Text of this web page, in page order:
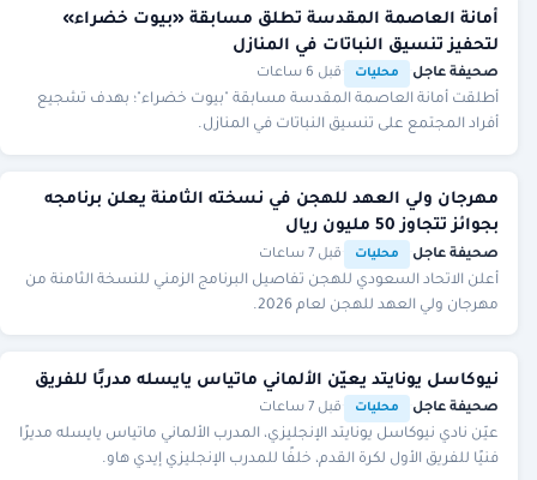
أمانة العاصمة المقدسة تطلق مسابقة «بيوت خضراء»
لتحفيز تنسيق النباتات في المنازل
صحيفة عاجل محليات قبل 6 ساعات
أطلقت أمانة العاصمة المقدسة مسابقة "بيوت خضراء"؛ بهدف تشجيع
أفراد المجتمع على تنسيق النباتات في المنازل.
مهرجان ولي العهد للهجن في نسخته الثامنة يعلن برنامجه
بجوائز تتجاوز 50 مليون ريال
صحيفة عاجل محليات قبل 7 ساعات
أعلن الاتحاد السعودي للهجن تفاصيل البرنامج الزمني للنسخة الثامنة من
مهرجان ولي العهد للهجن لعام 2026.
نيوكاسل يونايتد يعيّن الألماني ماتياس يايسله مدربًا للفريق
صحيفة عاجل محليات قبل 7 ساعات
عيّن نادي نيوكاسل يونايتد الإنجليزي، المدرب الألماني ماتياس يايسله مديرًا
فنيًا للفريق الأول لكرة القدم، خلفًا للمدرب الإنجليزي إيدي هاو.